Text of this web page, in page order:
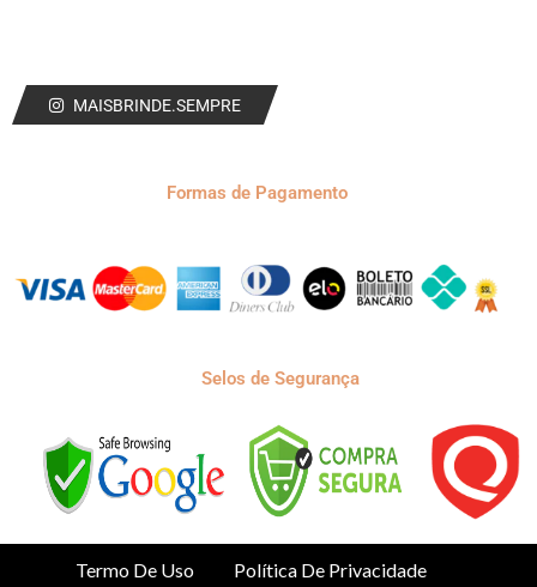
MAISBRINDE.SEMPRE
Formas de Pagamento
Selos de Segurança
Termo De Uso
Política De Privacidade